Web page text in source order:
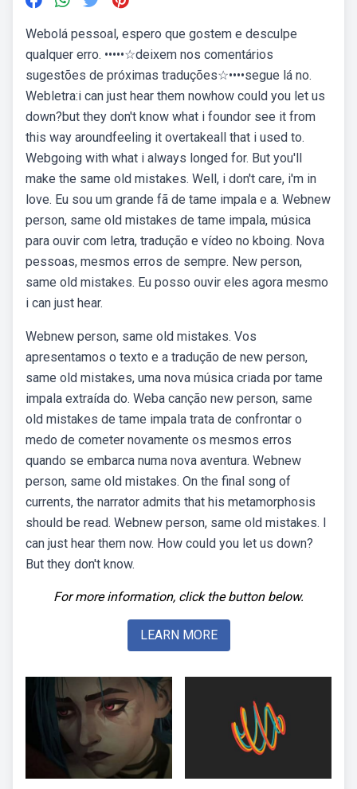
Webolá pessoal, espero que gostem e desculpe
qualquer erro. •••••☆deixem nos comentários
sugestões de próximas traduções☆••••segue lá no.
Webletra:i can just hear them nowhow could you let us
down?but they don't know what i foundor see it from
this way aroundfeeling it overtakeall that i used to.
Webgoing with what i always longed for. But you'll
make the same old mistakes. Well, i don't care, i'm in
love. Eu sou um grande fã de tame impala e a. Webnew
person, same old mistakes de tame impala, música
para ouvir com letra, tradução e vídeo no kboing. Nova
pessoas, mesmos erros de sempre. New person,
same old mistakes. Eu posso ouvir eles agora mesmo
i can just hear.
Webnew person, same old mistakes. Vos
apresentamos o texto e a tradução de new person,
same old mistakes, uma nova música criada por tame
impala extraída do. Weba canção new person, same
old mistakes de tame impala trata de confrontar o
medo de cometer novamente os mesmos erros
quando se embarca numa nova aventura. Webnew
person, same old mistakes. On the final song of
currents, the narrator admits that his metamorphosis
should be read. Webnew person, same old mistakes. I
can just hear them now. How could you let us down?
But they don't know.
For more information, click the button below.
LEARN MORE